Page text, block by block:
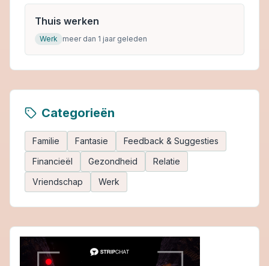
Thuis werken
Werk meer dan 1 jaar geleden
Categorieën
Familie Fantasie
Feedback & Suggesties
Financieël
Gezondheid
Relatie
Vriendschap
Werk